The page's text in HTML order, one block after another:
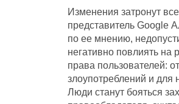
Изменения затронут
представитель Google
по ее мнению,
негативно повлиять на
права пользователей:
злоупотреблений и для
Люди станут бояться